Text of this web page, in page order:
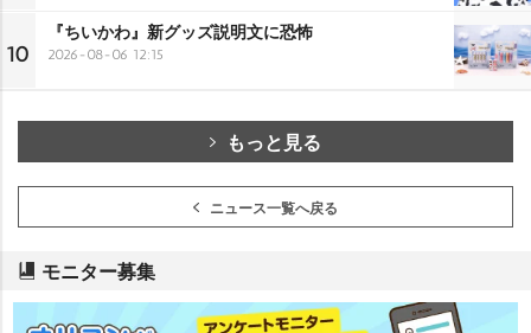
10
『ちいかわ』新グッズ説明文に恐怖
2026-08-06 12:15
もっと見る
ニュース一覧へ戻る
モニター募集